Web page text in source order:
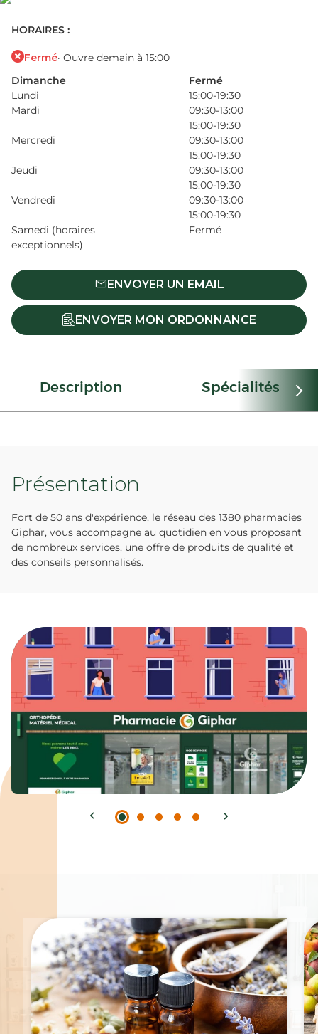
HORAIRES :
Fermé· Ouvre demain à 15:00
Dimanche
Fermé
Lundi
15:00-19:30
Mardi
09:30-13:00
15:00-19:30
Mercredi
09:30-13:00
15:00-19:30
Jeudi
09:30-13:00
15:00-19:30
Vendredi
09:30-13:00
15:00-19:30
Samedi (horaires
exceptionnels)
Fermé
ENVOYER UN EMAIL
ENVOYER MON ORDONNANCE
Description Spécialités
Présentation
Fort de 50 ans d'expérience, le réseau des 1380 pharmacies
Giphar, vous accompagne au quotidien en vous proposant
de nombreux services, une offre de produits de qualité et
des conseils personnalisés.